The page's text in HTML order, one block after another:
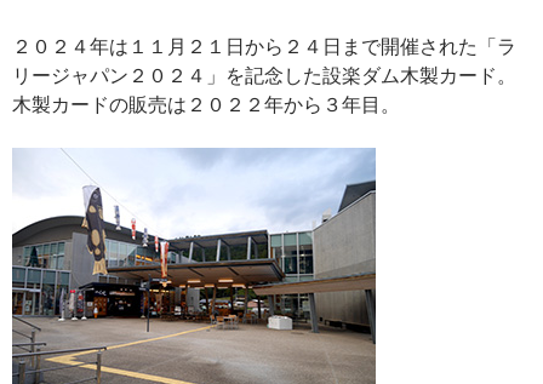
２０２４年は１１月２１日から２４日まで開催された「ラ
リージャパン２０２４」を記念した設楽ダム木製カード。
木製カードの販売は２０２２年から３年目。